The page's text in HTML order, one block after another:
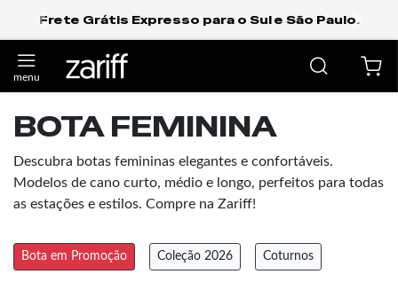
Frete Grátis Expresso para o Sul e São Paulo.
BOTA FEMININA
Descubra botas femininas elegantes e confortáveis.
Modelos de cano curto, médio e longo, perfeitos para todas
as estações e estilos. Compre na Zariff!
Bota em Promoção Coleção 2026 Coturnos